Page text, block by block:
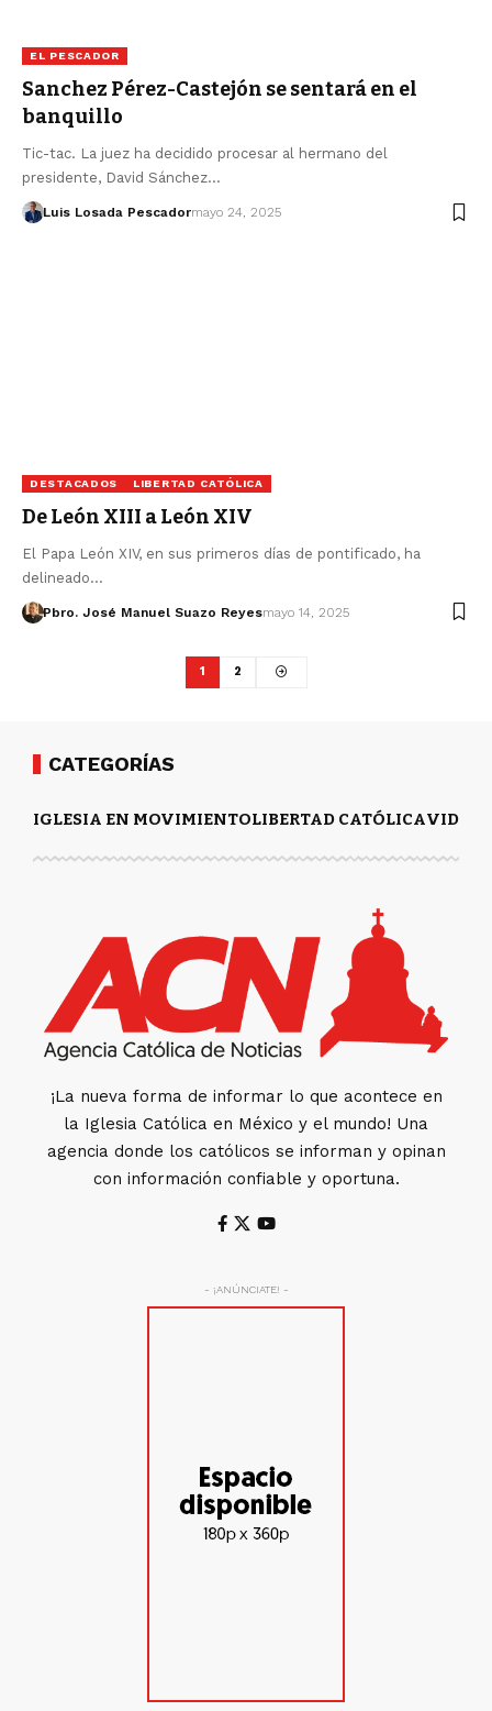
EL PESCADOR
Sanchez Pérez-Castejón se sentará en el
banquillo
Tic-tac. La juez ha decidido procesar al hermano del
presidente, David Sánchez…
Luis Losada Pescadormayo 24, 2025
DESTACADOS LIBERTAD CATÓLICA
De León XIII a León XIV
El Papa León XIV, en sus primeros días de pontificado, ha
delineado…
Pbro. José Manuel Suazo Reyesmayo 14, 2025
1 2
CATEGORÍAS
IGLESIA EN MOVIMIENTOLIBERTAD CATÓLICAVIDA
¡La nueva forma de informar lo que acontece en
la Iglesia Católica en México y el mundo! Una
agencia donde los católicos se informan y opinan
con información confiable y oportuna.
- ¡ANÚNCIATE! -